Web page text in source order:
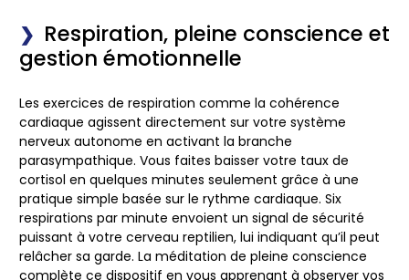
Respiration, pleine conscience et
gestion émotionnelle
Les exercices de respiration comme la cohérence
cardiaque agissent directement sur votre système
nerveux autonome en activant la branche
parasympathique. Vous faites baisser votre taux de
cortisol en quelques minutes seulement grâce à une
pratique simple basée sur le rythme cardiaque. Six
respirations par minute envoient un signal de sécurité
puissant à votre cerveau reptilien, lui indiquant qu’il peut
relâcher sa garde. La méditation de pleine conscience
complète ce dispositif en vous apprenant à observer vos